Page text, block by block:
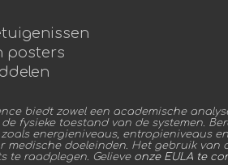
posters
biedt zowel een academische
fysieke toestand van de systemen.
zoals energieniveaus, entropieniveaus
medische doeleinden. Het gebruik
te raadplegen. Gelieve onze EULA te